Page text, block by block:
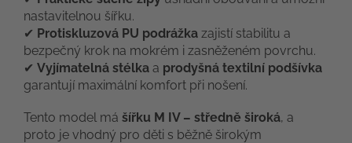
nastavitelnou šířku.
✔ Protiskluzová PU podrážka zajistí stabilitu a
bezpečný krok na mokrém i zasněženém povrchu.
✔ Vyjímatelná stélka a prodyšná textilní podšívka
garantují maximální komfort při nošení.
Tento model má šířku M IV – středně široká, a
proto je vhodný pro děti s běžně širokým